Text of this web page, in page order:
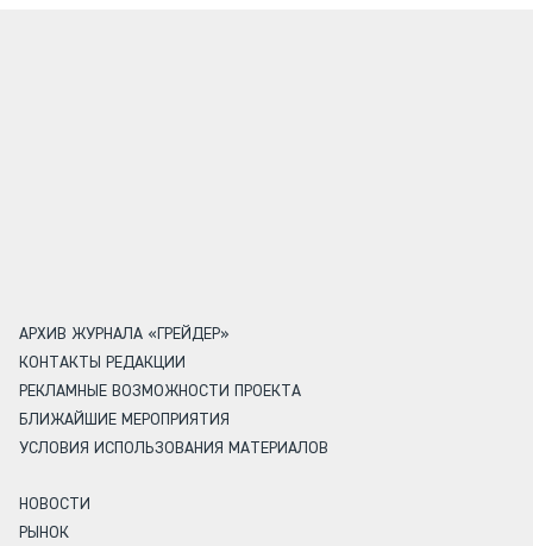
АРХИВ ЖУРНАЛА «ГРЕЙДЕР»
КОНТАКТЫ РЕДАКЦИИ
РЕКЛАМНЫЕ ВОЗМОЖНОСТИ ПРОЕКТА
БЛИЖАЙШИЕ МЕРОПРИЯТИЯ
УСЛОВИЯ ИСПОЛЬЗОВАНИЯ МАТЕРИАЛОВ
НОВОСТИ
РЫНОК